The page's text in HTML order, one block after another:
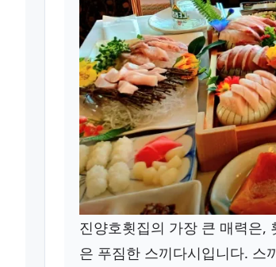
진양호횟집의 가장 큰 매력은,
은 푸짐한 스끼다시입니다. 스